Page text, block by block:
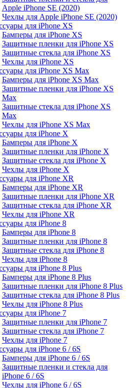
Apple iPhone SE (2020)
Чехлы для Apple iPhone SE (2020)
для iPhone ХS
Бамперы для iPhone ХS
Защитные пленки для iPhone ХS
Защитные стекла для iPhone ХS
Чехлы для iPhone ХS
для iPhone ХS Max
Бамперы для iPhone XS Max
Защитные пленки для iPhone XS
Max
Защитные стекла для iPhone XS
Max
Чехлы для iPhone XS Max
для iPhone X
Бамперы для iPhone X
Защитные пленки для iPhone X
Защитные стекла для iPhone X
Чехлы для iPhone X
для iPhone XR
Бамперы для iPhone XR
Защитные пленки для iPhone XR
Защитные стекла для iPhone XR
Чехлы для iPhone XR
для iPhone 8
Бамперы для iPhone 8
Защитные пленки для iPhone 8
Защитные стекла для iPhone 8
Чехлы для iPhone 8
для iPhone 8 Plus
Бамперы для iPhone 8 Plus
Защитные пленки для iPhone 8 Plus
Защитные стекла для iPhone 8 Plus
Чехлы для iPhone 8 Plus
для iPhone 7
Защитные пленки для iPhone 7
Защитные стекла для iPhone 7
Чехлы для iPhone 7
для iPhone 6 / 6S
Бамперы для iPhone 6 / 6S
Защитные пленки и стекла для
iPhone 6 / 6S
Чехлы для iPhone 6 / 6S